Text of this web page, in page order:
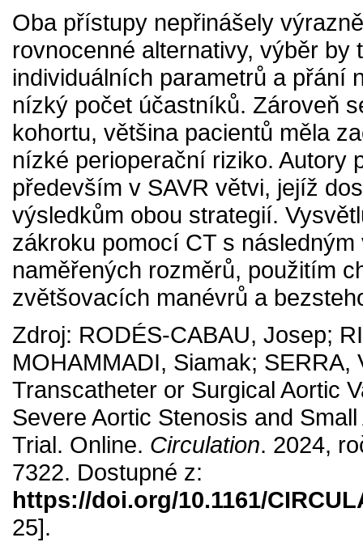
Oba přístupy nepřinášely
rovnocenné alternativy, výběr
individuálních parametrů a přání
nízký počet účastníků. Zároveň
kohortu, většina pacientů měla
nízké perioperační riziko. Autory
především v SAVR větvi, jejíž
výsledkům obou strategií.
zákroku pomocí CT s
naměřených rozměrů, použitím
zvětšovacích manévrů a
Zdroj: RODÉS-CABAU, Josep;
MOHAMMADI, Siamak; SERRA,
Transcatheter or Surgical Aortic
Severe Aortic Stenosis and
Trial. Online. Circulation. 2024,
7322. Dostupné z:
https://doi.org/10.1161/
25].